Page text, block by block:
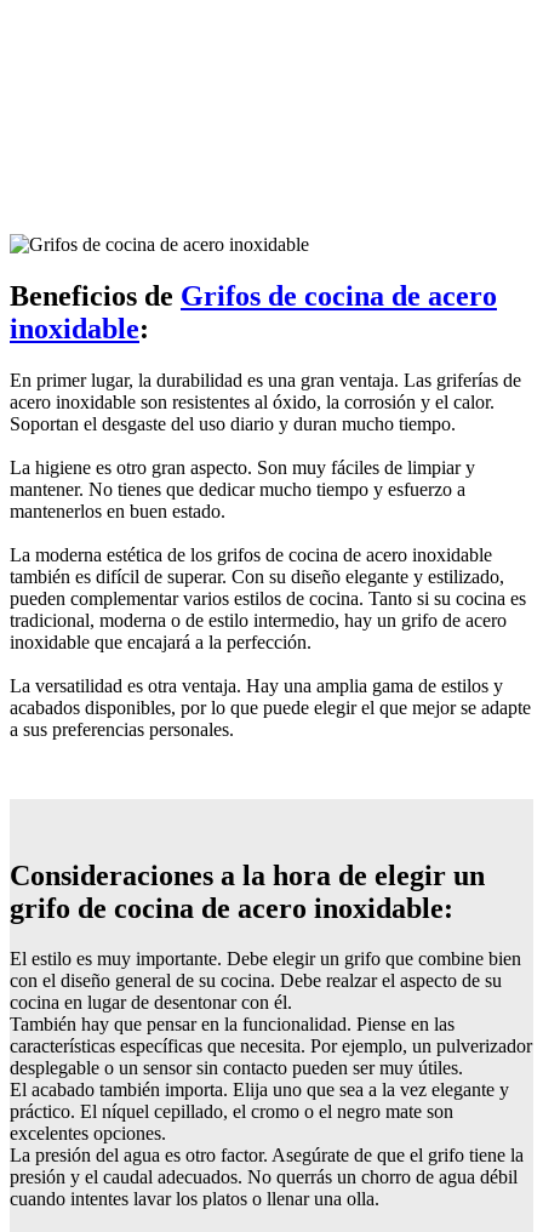
Beneficios de Grifos de cocina de acero
inoxidable:
En primer lugar, la durabilidad es una gran ventaja. Las griferías de
acero inoxidable son resistentes al óxido, la corrosión y el calor.
Soportan el desgaste del uso diario y duran mucho tiempo.
La higiene es otro gran aspecto. Son muy fáciles de limpiar y
mantener. No tienes que dedicar mucho tiempo y esfuerzo a
mantenerlos en buen estado.
La moderna estética de los grifos de cocina de acero inoxidable
también es difícil de superar. Con su diseño elegante y estilizado,
pueden complementar varios estilos de cocina. Tanto si su cocina es
tradicional, moderna o de estilo intermedio, hay un grifo de acero
inoxidable que encajará a la perfección.
La versatilidad es otra ventaja. Hay una amplia gama de estilos y
acabados disponibles, por lo que puede elegir el que mejor se adapte
a sus preferencias personales.
Consideraciones a la hora de elegir un
grifo de cocina de acero inoxidable:
El estilo es muy importante. Debe elegir un grifo que combine bien
con el diseño general de su cocina. Debe realzar el aspecto de su
cocina en lugar de desentonar con él.
También hay que pensar en la funcionalidad. Piense en las
características específicas que necesita. Por ejemplo, un pulverizador
desplegable o un sensor sin contacto pueden ser muy útiles.
El acabado también importa. Elija uno que sea a la vez elegante y
práctico. El níquel cepillado, el cromo o el negro mate son
excelentes opciones.
La presión del agua es otro factor. Asegúrate de que el grifo tiene la
presión y el caudal adecuados. No querrás un chorro de agua débil
cuando intentes lavar los platos o llenar una olla.